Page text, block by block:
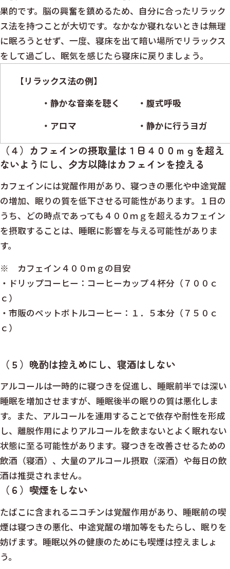
果的です。脳の興奮を鎮めるため、自分に合ったリラック
ス法を持つことが大切です。なかなか寝れないときは無理
に眠ろうとせず、一度、寝床を出て暗い場所でリラックス
をして過ごし、眠気を感じたら寝床に戻りましょう。
【リラックス法の例】
・静かな音楽を聴く ・腹式呼吸
・アロマ ・静かに行うヨガ
（４）カフェインの摂取量は１日４００ｍｇを超え
ないようにし、夕方以降はカフェインを控える
カフェインには覚醒作用があり、寝つきの悪化や中途覚醒
の増加、眠りの質を低下させる可能性があります。１日の
うち、どの時点であっても４００ｍｇを超えるカフェイン
を摂取することは、睡眠に影響を与える可能性がありま
す。
※ カフェイン４００ｍｇの目安
・ドリップコーヒー：コーヒーカップ４杯分（７００ｃ
ｃ）
・市販のペットボトルコーヒー：１．５本分（７５０ｃ
ｃ）
（５）晩酌は控えめにし、寝酒はしない
アルコールは一時的に寝つきを促進し、睡眠前半では深い
睡眠を増加させますが、睡眠後半の眠りの質は悪化しま
す。また、アルコールを連用することで依存や耐性を形成
し、離脱作用によりアルコールを飲まないとよく眠れない
状態に至る可能性があります。寝つきを改善させるための
飲酒（寝酒）、大量のアルコール摂取（深酒）や毎日の飲
酒は推奨されません。
（６）喫煙をしない
たばこに含まれるニコチンは覚醒作用があり、睡眠前の喫
煙は寝つきの悪化、中途覚醒の増加等をもたらし、眠りを
妨げます。睡眠以外の健康のためにも喫煙は控えましょ
う。